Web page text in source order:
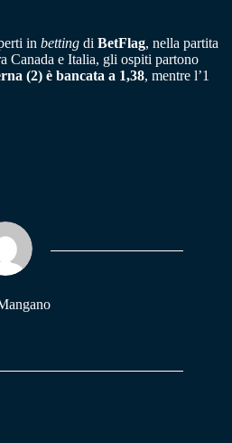
in betting di BetFlag, nella partita
Canada e Italia, gli ospiti partono
(2) è bancata a 1,38, mentre l’1